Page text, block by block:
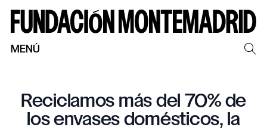
MENÚ
Reciclamos más del 70% de
los envases domésticos, la